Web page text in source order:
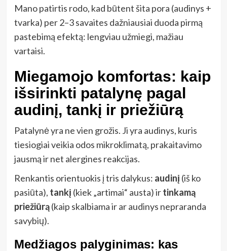
Mano patirtis rodo, kad būtent šita pora (audinys +
tvarka) per 2–3 savaites dažniausiai duoda pirmą
pastebimą efektą: lengviau užmiegi, mažiau
vartaisi.
Miegamojo komfortas: kaip
išsirinkti patalynę pagal
audinį, tankį ir priežiūrą
Patalynė yra ne vien grožis. Ji yra audinys, kuris
tiesiogiai veikia odos mikroklimatą, prakaitavimo
jausmą ir net alergines reakcijas.
Renkantis orientuokis į tris dalykus: audinį (iš ko
pasiūta), tankį (kiek „artimai“ austa) irtinkamą
priežiūrą(kaip skalbiama ir ar audinys nepraranda
savybių).
Medžiagos palyginimas: kas